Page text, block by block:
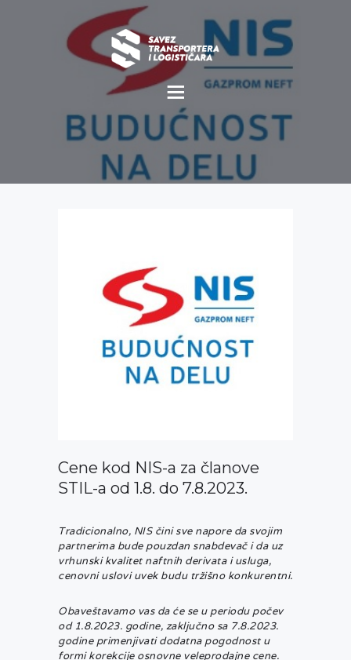
NOVOSTI
MISIJA I VIZIJA
GALERIJA
Cene kod NIS-a za članove
STIL-a od 1.8. do 7.8.2023.
Tradicionalno, NIS čini sve napore da svojim
partnerima bude pouzdan snabdevač i da uz
vrhunski kvalitet naftnih derivata i usluga,
cenovni uslovi uvek budu tržišno konkurentni.
Obaveštavamo vas da će se u periodu počev
od 1.8.2023. godine, zaključno sa 7.8.2023.
godine primenjivati dodatna pogodnost u
formi korekcije osnovne veleprodajne cene.